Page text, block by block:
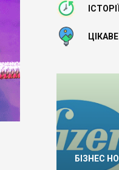
ІСТОРІЇ
ЦІКАВЕ